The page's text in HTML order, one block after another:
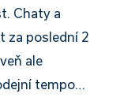
Chaty a
za poslední 2
ale
tempo…